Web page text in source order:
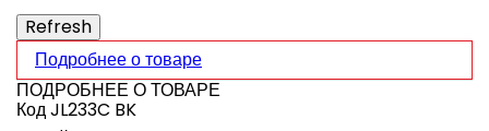
Подробнее о товаре
ПОДРОБНЕЕ О ТОВАРЕ
КодJL233C BK